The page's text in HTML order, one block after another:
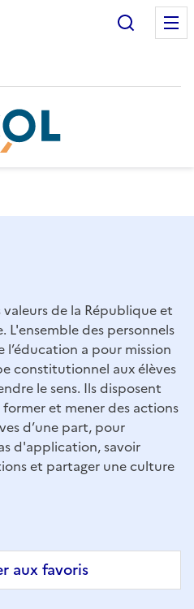
les cookies
de la République et
des personnels
a pour mission
constitutionnel aux élèves
le sens. Ils disposent
et mener des actions
d’une part, pour
d'application, savoir
et partager une culture
aux favoris